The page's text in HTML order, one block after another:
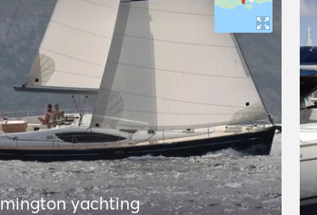
yachting